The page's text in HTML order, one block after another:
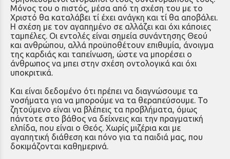
Μόνος του ο πιστός, μέσα από τη σχέση του με το
Χριστό θα καταλάβει τί έχει ανάγκη και τί θα αποβάλει.
Η σχέση με τον αγαπημένο σε αλλάζει και όχι κάποιες
ταμπέλες. Οι εντολές είναι σημεία συνάντησης Θεού
και ανθρώπου, αλλά προϋποθέτουν επιθυμία, άνοιγμα
της καρδιάς και ταπείνωση, ώστε να μπορέσει ο
άνθρωπος να μπει στην σχέση οντολογικά και όχι
υποκριτικά.
Και είναι δεδομένο ότι πρέπει να διαγνώσουμε τα
νοσήματα για να μπορούμε να τα θεραπεύσουμε. Το
ζητούμενο είναι να βλέπεις τα προβλήματα, όμως
πάντοτε στο βάθος να δείχνεις και την πραγματική
ελπίδα, που είναι ο Θεός. Χωρίς μιζέρια και με
αγαπητική διάθεση και πόνο για τα παιδιά μας, που
δοκιμάζονται καθημερινά.